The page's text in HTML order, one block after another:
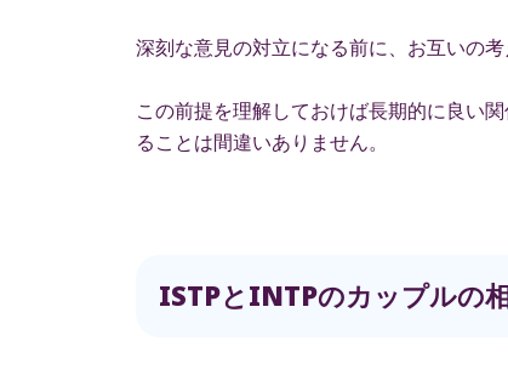
深刻な意見の対立になる前に、お互いの
この前提を理解しておけば長期的に良い
ることは間違いありません。
ISTPとINTPのカップルの